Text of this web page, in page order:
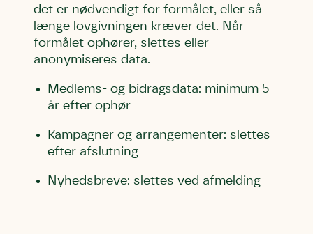
det er nødvendigt for formålet, eller så
længe lovgivningen kræver det. Når
formålet ophører, slettes eller
anonymiseres data.
Medlems- og bidragsdata: minimum 5
år efter ophør
Kampagner og arrangementer: slettes
efter afslutning
Nyhedsbreve: slettes ved afmelding